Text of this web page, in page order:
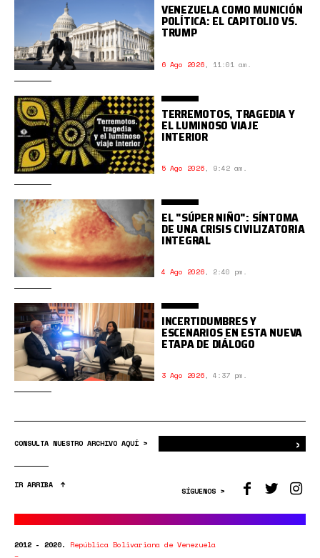
VENEZUELA COMO MUNICIÓN
POLÍTICA: EL CAPITOLIO VS.
TRUMP
6 Ago 2026, 11:01 am.
TERREMOTOS, TRAGEDIA Y
EL LUMINOSO VIAJE
INTERIOR
5 Ago 2026, 9:42 am.
EL "SÚPER NIÑO": SÍNTOMA
DE UNA CRISIS CIVILIZATORIA
INTEGRAL
4 Ago 2026, 2:40 pm.
INCERTIDUMBRES Y
ESCENARIOS EN ESTA NUEVA
ETAPA DE DIÁLOGO
3 Ago 2026, 4:37 pm.
CONSULTA NUESTRO ARCHIVO AQUÍ > ›
IR ARRIBA
SÍGUENOS >
2012 - 2020. República Bolivariana de Venezuela